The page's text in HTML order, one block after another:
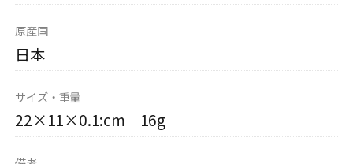
原産国
日本
サイズ・重量
22×11×0.1:cm 16g